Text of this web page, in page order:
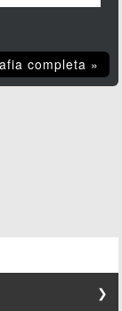
completa »
❯